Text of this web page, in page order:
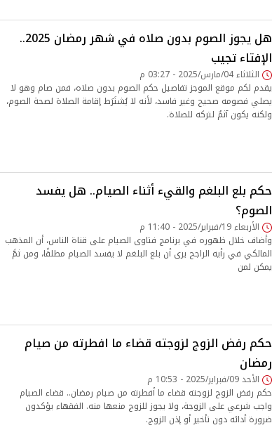
هل يجوز الصوم بدون صلاه في شهر رمضان 2025..
الإفتاء تجيب
الثلاثاء 04/مارس/2025 - 03:27 م
يقدم لكم موقع الموجز تفاصيل حكم الصوم بدون صلاه، فمن صام وهو لا
يصلي فصومه صحيح وغير فاسد، لأنه لا يُشتَرَط إقامة الصلاة لصحة الصوم،
ولكنه يكون آثمٌ لتركه للصلاة.
حكم بلع البلغم والقيء أثناء الصيام.. هل يفسد
الصوم؟
الأربعاء 19/فبراير/2025 - 11:40 م
وأضاف خلال ظهوره في برنامج فتاوى الصيام على قناة الناس، أن المذهب
المالكي في رأيه الراجح يرى أن بلع البلغم لا يفسد الصيام مطلقًا، ومن ثمَّ
يمكن لمن
حكم رفض الزوج لزوجته قضاء ما افطرته من صيام
رمضان
الأحد 09/فبراير/2025 - 10:53 م
حكم رفض الزوج لزوجته قضاء ما أفطرته من صيام رمضان.. قضاء الصيام
واجب شرعي على الزوجة، ولا يجوز للزوج منعها منه. الفقهاء يؤكدون
ضرورة أدائه دون تأخير أو إذن الزوج.